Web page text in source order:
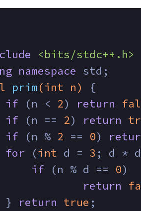
<bits/stdc++.h>
namespace std;
prim(int n)
{
if (n < 2) return
if (n == 2) return
if (n % 2 == 0)
for (int d = 3 ; d *
if (n % d == 0)
return
}
return true ;